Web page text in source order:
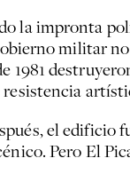
la impronta
militar
1981
el edificio
Pero El